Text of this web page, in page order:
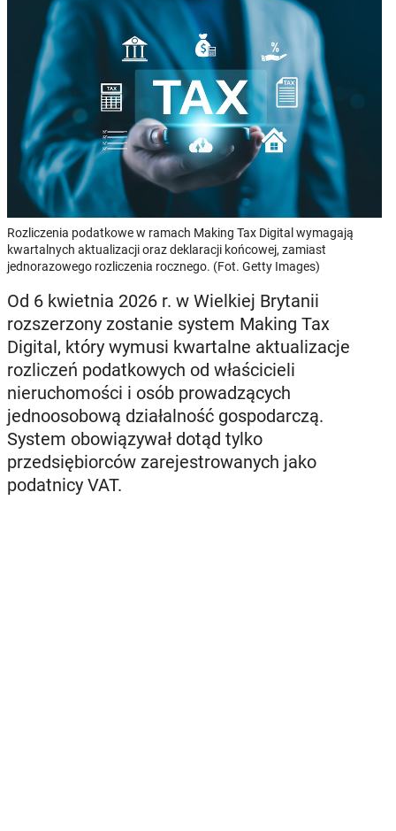
Rozliczenia podatkowe w ramach Making Tax Digital wymagają
kwartalnych aktualizacji oraz deklaracji końcowej, zamiast
jednorazowego rozliczenia rocznego. (Fot. Getty Images)
Od 6 kwietnia 2026 r. w Wielkiej Brytanii
rozszerzony zostanie system Making Tax
Digital, który wymusi kwartalne aktualizacje
rozliczeń podatkowych od właścicieli
nieruchomości i osób prowadzących
jednoosobową działalność gospodarczą.
System obowiązywał dotąd tylko
przedsiębiorców zarejestrowanych jako
podatnicy VAT.